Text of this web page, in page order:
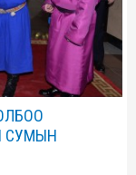
СУМЫН